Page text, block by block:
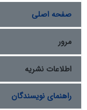
صفحه اصلی
مرور
اطلاعات نشریه
راهنمای نویسندگان